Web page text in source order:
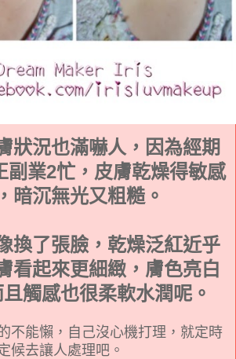
狀況也滿嚇人，因為經期
副業2忙，皮膚乾燥得敏感
暗沉無光又粗糙。
換了張臉，乾燥泛紅近乎
看起來更細緻，膚色亮白
觸感也很柔軟水潤呢。
不能懶，自己沒心機打理，就定時
候去讓人處理吧。